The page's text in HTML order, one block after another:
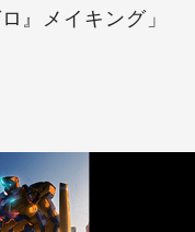
』メイキング」